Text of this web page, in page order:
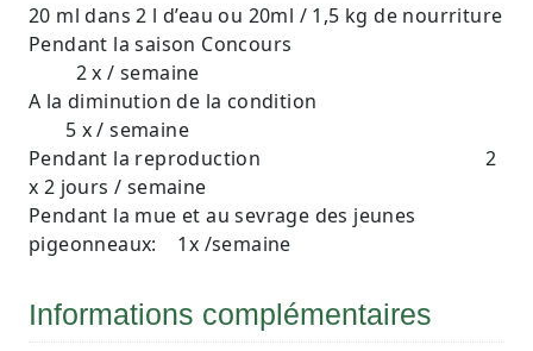
20 ml dans 2 l d’eau ou 20ml / 1,5 kg de nourriture
Pendant la saison Concours
2 x / semaine
A la diminution de la condition
5 x / semaine
Pendant la reproduction 2
x 2 jours / semaine
Pendant la mue et au sevrage des jeunes
pigeonneaux: 1x /semaine
Informations complémentaires